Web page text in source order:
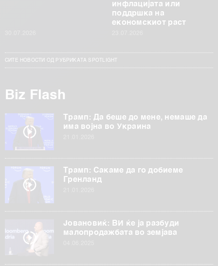
инфлацијата или
поддршка на
економскиот раст
СИТЕ НОВОСТИ ОД РУБРИКАТА SPOTLIGHT
Biz Flash
Трамп: Да беше до мене, немаше да
има војна во Украина
Трамп: Сакаме да го добиеме
Гренланд
Јовановиќ: ВИ ќе ја разбуди
малопродажбата во земјава